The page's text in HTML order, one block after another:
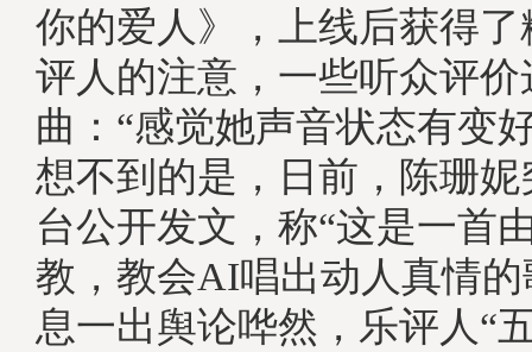
你的爱人》，上线后获得
评人的注意，一些听众评价
曲：“感觉她声音状态有变
想不到的是，日前，陈珊
台公开发文，称“这是一首
教，教会AI唱出动人真
息一出舆论哗然，乐评人“